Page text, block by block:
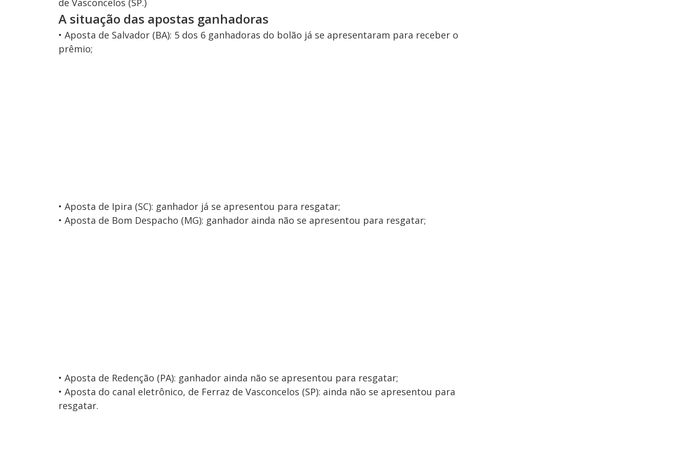
de Vasconcelos (SP.)
A situação das apostas ganhadoras
• Aposta de Salvador (BA): 5 dos 6 ganhadoras do bolão já se apresentaram para receber o
prêmio;
• Aposta de Ipira (SC): ganhador já se apresentou para resgatar;
• Aposta de Bom Despacho (MG): ganhador ainda não se apresentou para resgatar;
• Aposta de Redenção (PA): ganhador ainda não se apresentou para resgatar;
• Aposta do canal eletrônico, de Ferraz de Vasconcelos (SP): ainda não se apresentou para
resgatar.